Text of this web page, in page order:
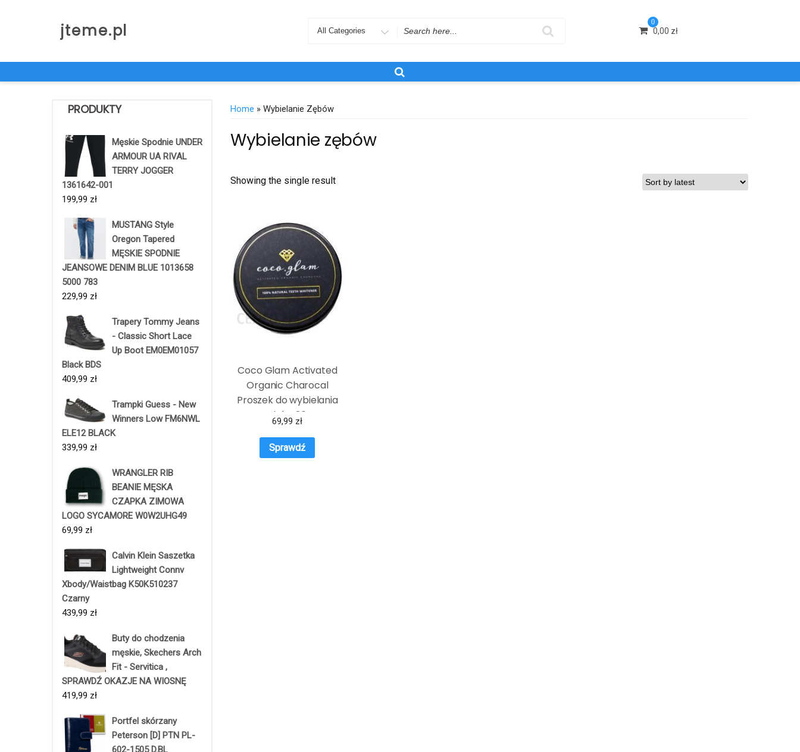
jteme.pl
Search
0
0,00 zł
PRODUKTY
Męskie Spodnie UNDER
ARMOUR UA RIVAL
TERRY JOGGER
1361642-001
199,99 zł
MUSTANG Style
Oregon Tapered
MĘSKIE SPODNIE
JEANSOWE DENIM BLUE 1013658
5000 783
229,99 zł
Trapery Tommy Jeans
- Classic Short Lace
Up Boot EM0EM01057
Black BDS
409,99 zł
Trampki Guess - New
Winners Low FM6NWL
ELE12 BLACK
339,99 zł
WRANGLER RIB
BEANIE MĘSKA
CZAPKA ZIMOWA
LOGO SYCAMORE W0W2UHG49
69,99 zł
Calvin Klein Saszetka
Lightweight Connv
Xbody/Waistbag K50K510237
Czarny
439,99 zł
Buty do chodzenia
męskie, Skechers Arch
Fit - Servitica ,
SPRAWDŹ OKAZJE NA WIOSNĘ
419,99 zł
Portfel skórzany
Peterson [D] PTN PL-
602-1505 D.BL
Home » Wybielanie Zębów
Wybielanie zębów
Showing the single result
Coco Glam Activated
Organic Charocal
Proszek do wybielania
zębów 30g
69,99 zł
Sprawdź